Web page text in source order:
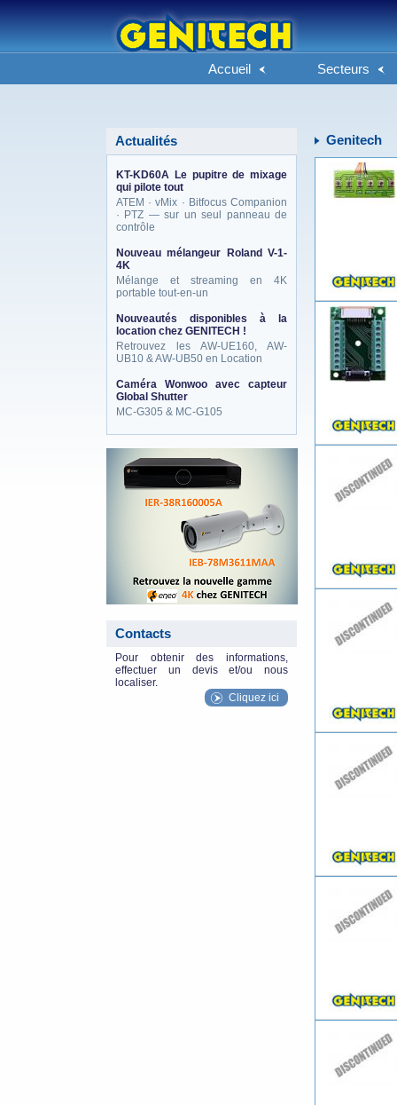
Accueil Secteurs
Actualités
KT-KD60A Le pupitre de mixage
qui pilote tout
ATEM · vMix · Bitfocus Companion
· PTZ — sur un seul panneau de
contrôle
Nouveau mélangeur Roland V-1-
4K
Mélange et streaming en 4K
portable tout-en-un
Nouveautés disponibles à la
location chez GENITECH !
Retrouvez les AW-UE160, AW-
UB10 & AW-UB50 en Location
Caméra Wonwoo avec capteur
Global Shutter
MC-G305 & MC-G105
Contacts
Pour obtenir des informations,
effectuer un devis et/ou nous
localiser.
Cliquez ici
Genitech